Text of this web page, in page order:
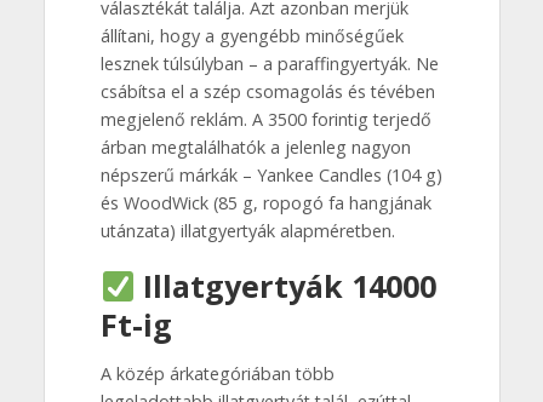
választékát találja. Azt azonban merjük
állítani, hogy a gyengébb minőségűek
lesznek túlsúlyban – a paraffingyertyák. Ne
csábítsa el a szép csomagolás és tévében
megjelenő reklám. A 3500 forintig terjedő
árban megtalálhatók a jelenleg nagyon
népszerű márkák – Yankee Candles (104 g)
és WoodWick (85 g, ropogó fa hangjának
utánzata) illatgyertyák alapméretben.
Illatgyertyák 14000
Ft-ig
A közép árkategóriában több